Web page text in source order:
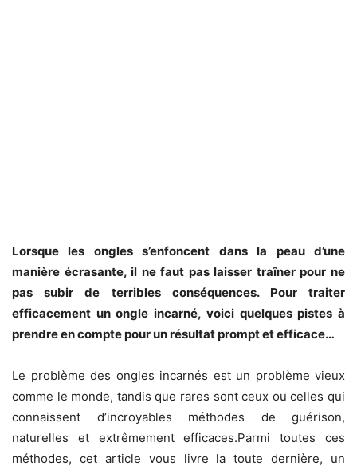
Lorsque les ongles s’enfoncent dans la peau d’une
manière écrasante, il ne faut pas laisser traîner pour ne
pas subir de terribles conséquences. Pour traiter
efficacement un ongle incarné, voici quelques pistes à
prendre en compte pour un résultat prompt et efficace…
Le problème des ongles incarnés est un problème vieux
comme le monde, tandis que rares sont ceux ou celles qui
connaissent d’incroyables méthodes de guérison,
naturelles et extrêmement efficaces.Parmi toutes ces
méthodes, cet article vous livre la toute dernière, un